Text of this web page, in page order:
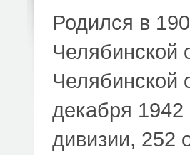
Родился в
Челябинской
Челябинской
декабря
дивизии, 252